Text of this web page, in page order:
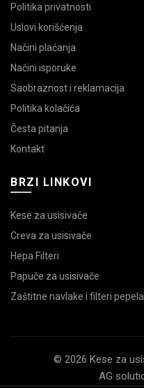
Politika privatnosti
Uslovi korišćenja
Načini plaćanja
Načini isporuke
Saobraznost i reklamacija
Politika kolačića
Česta pitanja
Kontakt
BRZI LINKOVI
Kese za usisivače
Creva za usisivače
Hepa Filteri
Papuče za usisivače
Zaštitne navlake i filteri pepela
© 2026 Kese za
AG